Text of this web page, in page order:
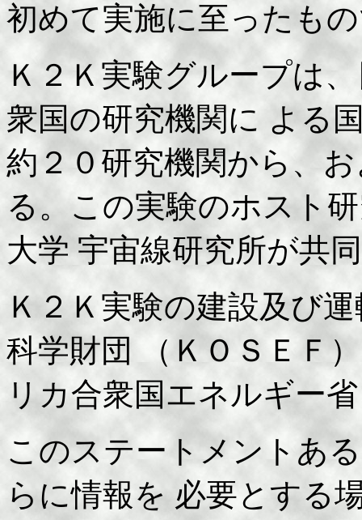
初めて実施に至ったも
Ｋ２Ｋ実験グループは
衆国の研究機関に よる
約２０研究機関から、
る。この実験のホスト
大学 宇宙線研究所が共
Ｋ２Ｋ実験の建設及び
科学財団 （ＫＯＳＥＦ
リカ合衆国エネルギー
このステートメントあ
らに情報を 必要とする